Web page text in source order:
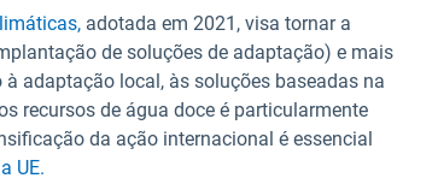
adotada em 2021, visa tornar a
de soluções de adaptação) e mais
adaptação local, às soluções baseadas na
recursos de água doce é particularmente
da ação internacional é essencial
UE.